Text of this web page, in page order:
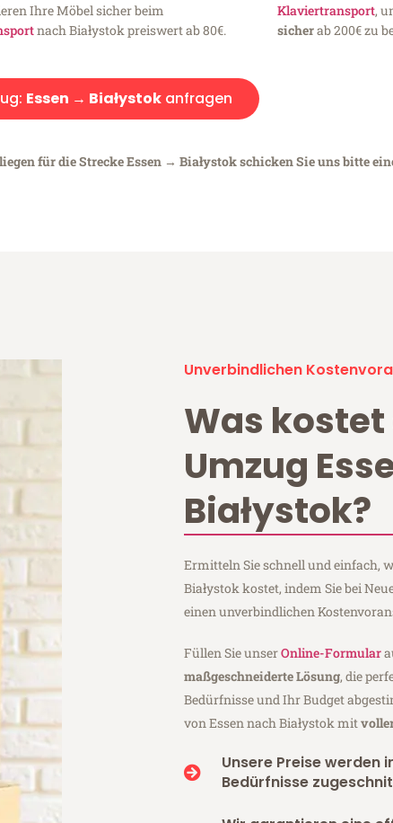
Ihre Möbel sicher beim
nach Białystok preiswert ab 80€.
Klaviertransport,
sicherab 200€ zu
Essen → Białystok anfragen
für die Strecke Essen → Białystok schicken Sie uns bitte
Unverbindlichen
Was kostet
Umzug
Białystok?
Ermitteln Sie schnell und einfach,
Białystok kostet, indem Sie bei
einen unverbindlichen
Füllen Sie unserOnline-Formular
maßgeschneiderte Lösung, die
Bedürfnisse und Ihr Budget
von Essen nach Białystok mit
Unsere Preise werden
Bedürfnisse